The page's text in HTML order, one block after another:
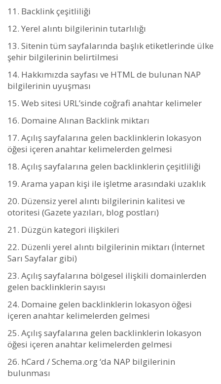
Backlink çeşitliliği
Yerel alıntı bilgilerinin tutarlılığı
Sitenin tüm sayfalarında başlık etiketlerinde ülke
şehir bilgilerinin belirtilmesi
Hakkımızda sayfası ve HTML de bulunan NAP
bilgilerinin uyuşması
Web sitesi URL’sinde coğrafi anahtar kelimeler
Domaine Alınan Backlink miktarı
Açılış sayfalarına gelen backlinklerin lokasyon
öğesi içeren anahtar kelimelerden gelmesi
Açılış sayfalarına gelen backlinklerin çeşitliliği
Arama yapan kişi ile işletme arasındaki uzaklık
Düzensiz yerel alıntı bilgilerinin kalitesi ve
otoritesi (Gazete yazıları, blog postları)
Düzgün kategori ilişkileri
Düzenli yerel alıntı bilgilerinin miktarı (İnternet
Sarı Sayfalar gibi)
Açılış sayfalarına bölgesel ilişkili domainlerden
gelen backlinklerin sayısı
Domaine gelen backlinklerin lokasyon öğesi
içeren anahtar kelimelerden gelmesi
Açılış sayfalarına gelen backlinklerin lokasyon
öğesi içeren anahtar kelimelerden gelmesi
hCard / Schema.org ‘da NAP bilgilerinin
bulunması